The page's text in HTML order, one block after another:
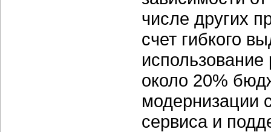
числе других
счет гибкого
около 20%
модернизации
сервиса и